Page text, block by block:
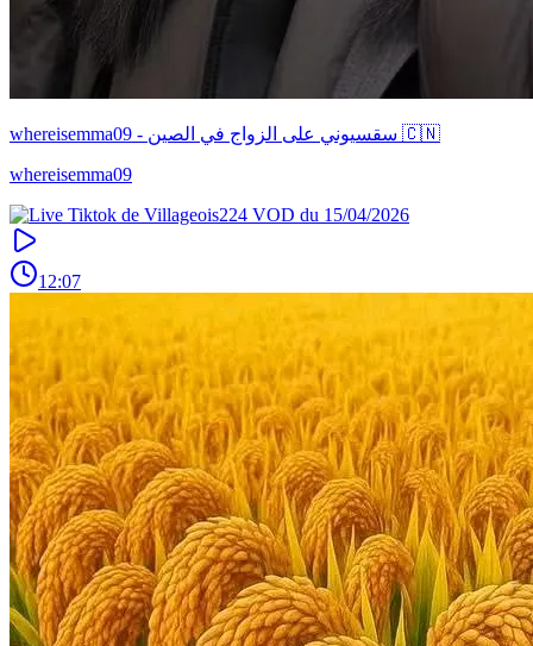
whereisemma09 - سقسيوني على الزواج في الصين 🇨🇳
whereisemma09
12:07